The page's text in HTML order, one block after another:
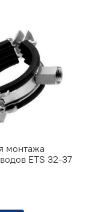
монтажа
ETS 32-37